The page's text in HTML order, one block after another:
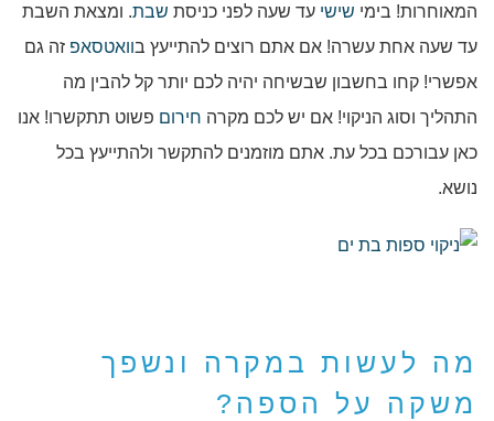
המאוחרות! בימי שישי עד שעה לפני כניסת שבת. ומצאת השבת
עד שעה אחת עשרה! אם אתם רוצים להתייעץ בוואטסאפ זה גם
אפשרי! קחו בחשבון שבשיחה יהיה לכם יותר קל להבין מה
התהליך וסוג הניקוי! אם יש לכם מקרה חירום פשוט תתקשרו! אנו
כאן עבורכם בכל עת. אתם מוזמנים להתקשר ולהתייעץ בכל
נושא.
מה לעשות במקרה ונשפך
משקה על הספה?